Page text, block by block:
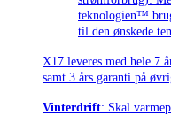
teknologien™
til den ønskede
X17 leveres med hele 7
samt 3 års garanti på
Vinterdrift: Skal